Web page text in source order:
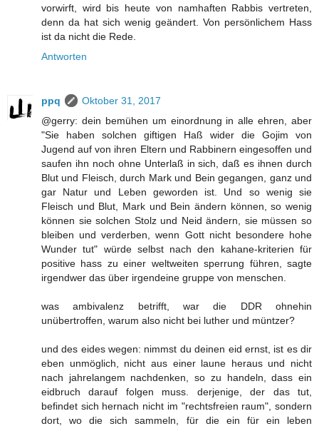
vorwirft, wird bis heute von namhaften Rabbis vertreten,
denn da hat sich wenig geändert. Von persönlichem Hass
ist da nicht die Rede.
Antworten
ppq
Oktober 31, 2017
@gerry: dein bemühen um einordnung in alle ehren, aber
"Sie haben solchen giftigen Haß wider die Gojim von
Jugend auf von ihren Eltern und Rabbinern eingesoffen und
saufen ihn noch ohne Unterlaß in sich, daß es ihnen durch
Blut und Fleisch, durch Mark und Bein gegangen, ganz und
gar Natur und Leben geworden ist. Und so wenig sie
Fleisch und Blut, Mark und Bein ändern können, so wenig
können sie solchen Stolz und Neid ändern, sie müssen so
bleiben und verderben, wenn Gott nicht besondere hohe
Wunder tut" würde selbst nach den kahane-kriterien für
positive hass zu einer weltweiten sperrung führen, sagte
irgendwer das über irgendeine gruppe von menschen.
was ambivalenz betrifft, war die DDR ohnehin
unübertroffen, warum also nicht bei luther und müntzer?
und des eides wegen: nimmst du deinen eid ernst, ist es dir
eben unmöglich, nicht aus einer laune heraus und nicht
nach jahrelangem nachdenken, so zu handeln, dass ein
eidbruch darauf folgen muss. derjenige, der das tut,
befindet sich hernach nicht im "rechtsfreien raum", sondern
dort, wo die sich sammeln, für die ein für ein leben